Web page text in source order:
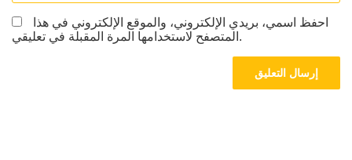
احفظ اسمي، بريدي الإلكتروني، والموقع الإلكتروني في هذا
المتصفح لاستخدامها المرة المقبلة في تعليقي.